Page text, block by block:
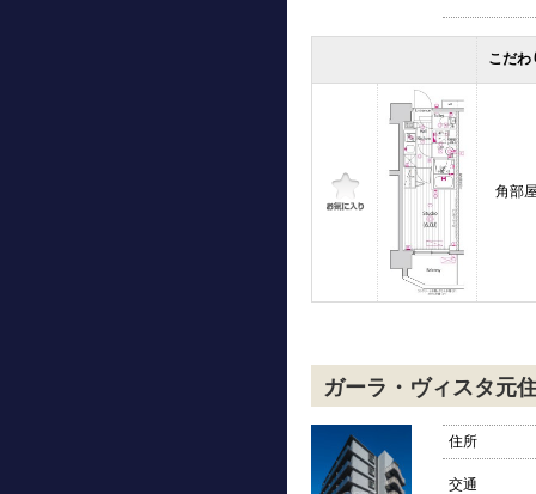
こだわ
角部
ガーラ・ヴィスタ元
住所
交通